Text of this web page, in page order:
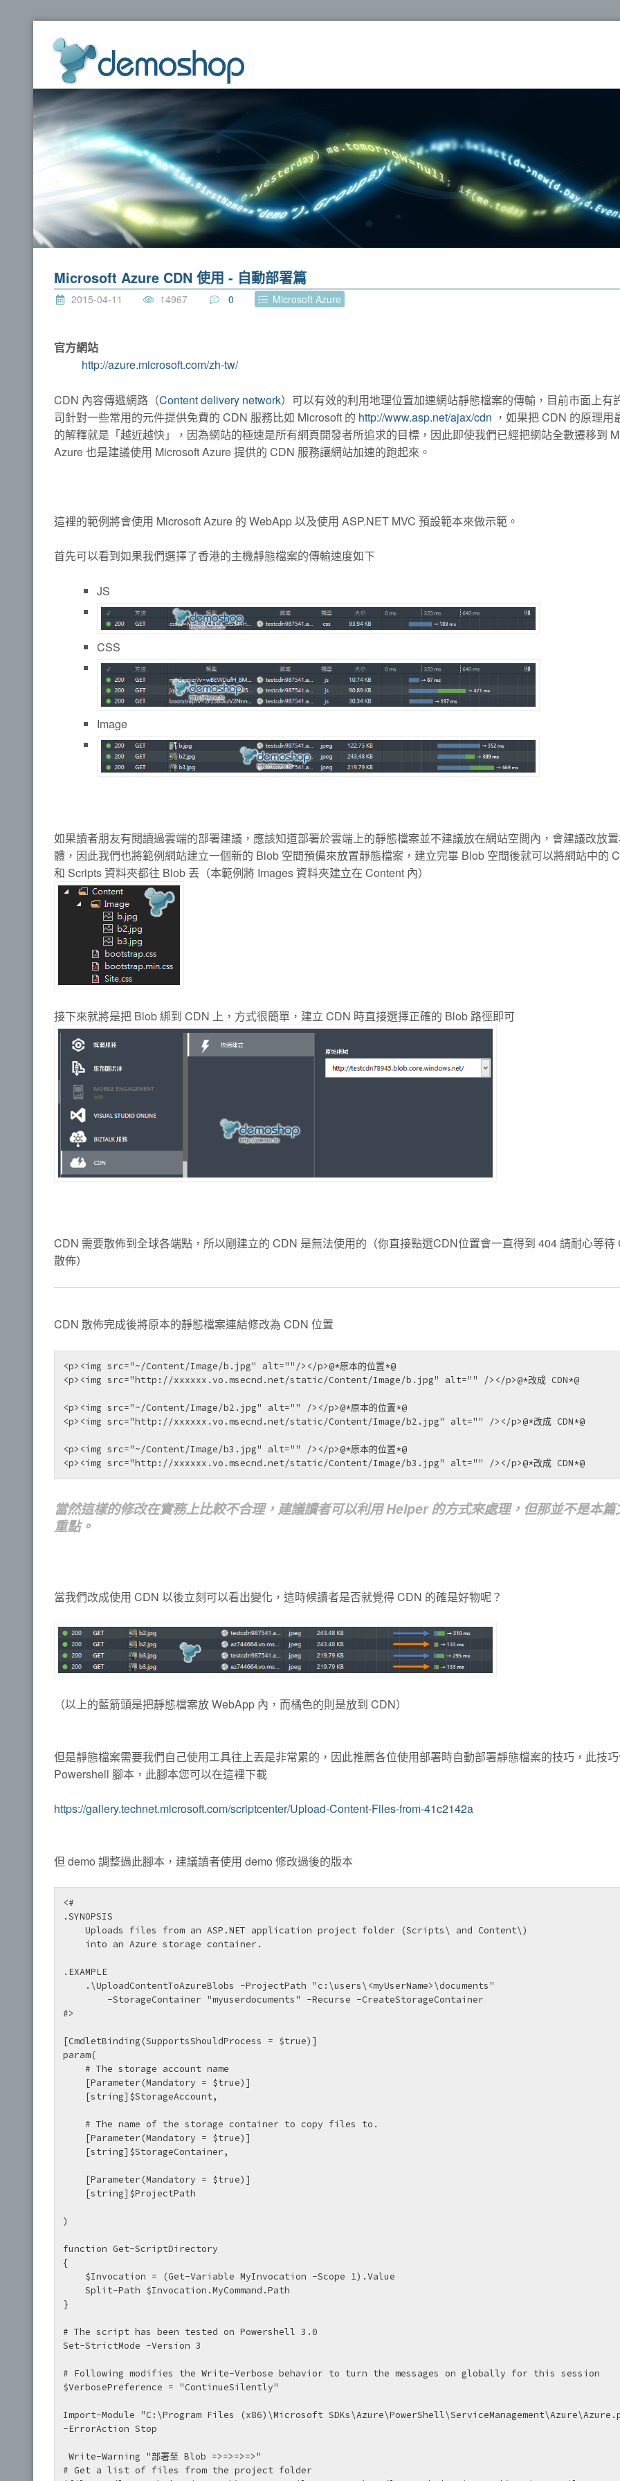
Microsoft Azure CDN 使用 - 自動部署篇
2015-04-11 14967 0 Microsoft Azure
官方網站
http://azure.microsoft.com/zh-tw/
CDN 內容傳遞網路（Content delivery network）可以有效的利用地理位置加速網站靜態檔案的傳輸，目前市面上有
司針對一些常用的元件提供免費的 CDN 服務比如 Microsoft 的 http://www.asp.net/ajax/cdn ，如果把 CDN 的原理用
的解釋就是「越近越快」，因為網站的極速是所有網頁開發者所追求的目標，因此即使我們已經把網站全數遷移到
Azure 也是建議使用 Microsoft Azure 提供的 CDN 服務讓網站加速的跑起來。
這裡的範例將會使用 Microsoft Azure 的 WebApp 以及使用 ASP.NET MVC 預設範本來做示範。
首先可以看到如果我們選擇了香港的主機靜態檔案的傳輸速度如下
JS
CSS
Image
如果讀者朋友有閱讀過雲端的部署建議，應該知道部署於雲端上的靜態檔案並不建議放在網站空間內，會建議改放
體，因此我們也將範例網站建立一個新的 Blob 空間預備來放置靜態檔案，建立完畢 Blob 空間後就可以將網站中的
和 Scripts 資料夾都往 Blob 丟（本範例將 Images 資料夾建立在 Content 內）
接下來就將是把 Blob 綁到 CDN 上，方式很簡單，建立 CDN 時直接選擇正確的 Blob 路徑即可
CDN 需要散佈到全球各端點，所以剛建立的 CDN 是無法使用的（你直接點選CDN位置會一直得到 404 請耐心等待
散佈）
CDN 散佈完成後將原本的靜態檔案連結修改為 CDN 位置
<p><img src="~/Content/Image/b.jpg" alt=""/></p>@*原本的位置*@
<p><img src="http://xxxxxx.vo.msecnd.net/static/Content/Image/b.jpg" alt="" /></p>@*改成 CDN*@
<p><img src="~/Content/Image/b2.jpg" alt="" /></p>@*原本的位置*@
<p><img src="http://xxxxxx.vo.msecnd.net/static/Content/Image/b2.jpg" alt="" /></p>@*改成 CDN*@
<p><img src="~/Content/Image/b3.jpg" alt="" /></p>@*原本的位置*@
<p><img src="http://xxxxxx.vo.msecnd.net/static/Content/Image/b3.jpg" alt="" /></p>@*改成 CDN*@
當然這樣的修改在實務上比較不合理，建議讀者可以利用 Helper 的方式來處理，但那並不是本篇
重點。
當我們改成使用 CDN 以後立刻可以看出變化，這時候讀者是否就覺得 CDN 的確是好物呢？
（以上的藍箭頭是把靜態檔案放 WebApp 內，而橘色的則是放到 CDN）
但是靜態檔案需要我們自己使用工具往上丟是非常累的，因此推薦各位使用部署時自動部署靜態檔案的技巧，此技
Powershell 腳本，此腳本您可以在這裡下載
https://gallery.technet.microsoft.com/scriptcenter/Upload-Content-Files-from-41c2142a
但 demo 調整過此腳本，建議讀者使用 demo 修改過後的版本
<#
.SYNOPSIS
.EXAMPLE
#>
[CmdletBinding(SupportsShouldProcess = $true)]
param(
)
function Get-ScriptDirectory
{
}
# The script has been tested on Powershell 3.0
Set-StrictMode -Version 3
# Following modifies the Write-Verbose behavior to turn the messages on globally for this session
$VerbosePreference = "ContinueSilently"
Import-Module "C:\Program Files (x86)\Microsoft
-ErrorAction Stop
# Get a list of files from the project folder